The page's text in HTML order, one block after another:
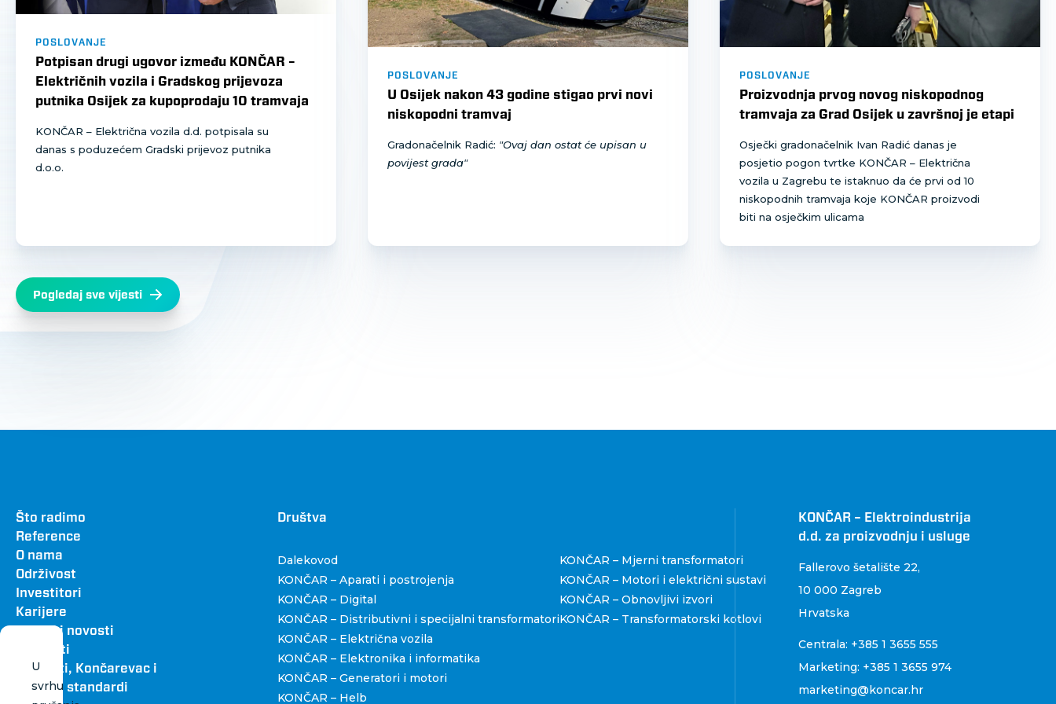
POSLOVANJE
Potpisan drugi ugovor između KONČAR –
Električnih vozila i Gradskog prijevoza
putnika Osijek za kupoprodaju 10 tramvaja
KONČAR – Električna vozila d.d. potpisala su
danas s poduzećem Gradski prijevoz putnika
d.o.o.
POSLOVANJE
U Osijek nakon 43 godine stigao prvi novi
niskopodni tramvaj
Gradonačelnik Radić: "Ovaj dan ostat će upisan u
povijest grada"
POSLOVANJE
Proizvodnja prvog novog niskopodnog
tramvaja za Grad Osijek u završnoj je etapi
Osječki gradonačelnik Ivan Radić danas je
posjetio pogon tvrtke KONČAR – Električna
vozila u Zagrebu te istaknuo da će prvi od 10
niskopodnih tramvaja koje KONČAR proizvodi
biti na osječkim ulicama
Pogledaj sve vijesti
Footer
Što radimo
Reference
O nama
Održivost
Investitori
Karijere
Vijesti i novosti
Kontakti
Katalozi, Končarevac i
grafički standardi
Društva
Društva
Dalekovod
KONČAR – Aparati i postrojenja
KONČAR – Digital
KONČAR – Distributivni i specijalni transformatori
KONČAR – Električna vozila
KONČAR – Elektronika i informatika
KONČAR – Generatori i motori
KONČAR – Helb
KONČAR – Mjerni transformatori
KONČAR – Motori i električni sustavi
KONČAR – Obnovljivi izvori
KONČAR – Transformatorski kotlovi
KONČAR – Elektroindustrija
d.d. za proizvodnju i usluge
Fallerovo šetalište 22,
10 000 Zagreb
Hrvatska
Centrala: +385 1 3655 555
Marketing: +385 1 3655 974
marketing@koncar.hr
U
svrhu